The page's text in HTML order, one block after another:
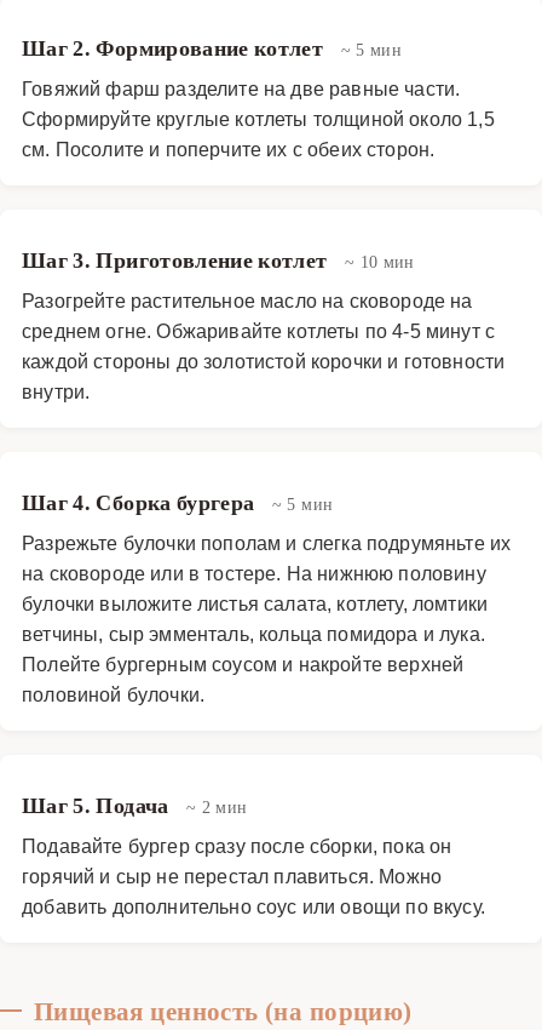
Шаг 2. Формирование котлет ~ 5 мин
Говяжий фарш разделите на две равные части.
Сформируйте круглые котлеты толщиной около 1,5
см. Посолите и поперчите их с обеих сторон.
Шаг 3. Приготовление котлет ~ 10 мин
Разогрейте растительное масло на сковороде на
среднем огне. Обжаривайте котлеты по 4-5 минут с
каждой стороны до золотистой корочки и готовности
внутри.
Шаг 4. Сборка бургера ~ 5 мин
Разрежьте булочки пополам и слегка подрумяньте их
на сковороде или в тостере. На нижнюю половину
булочки выложите листья салата, котлету, ломтики
ветчины, сыр эмменталь, кольца помидора и лука.
Полейте бургерным соусом и накройте верхней
половиной булочки.
Шаг 5. Подача ~ 2 мин
Подавайте бургер сразу после сборки, пока он
горячий и сыр не перестал плавиться. Можно
добавить дополнительно соус или овощи по вкусу.
Пищевая ценность (на порцию)